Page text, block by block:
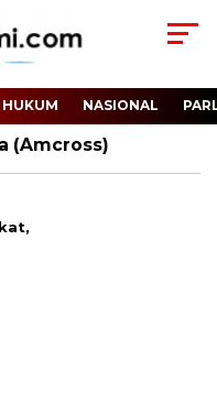
HUKUM NASIONAL
(Amcross)